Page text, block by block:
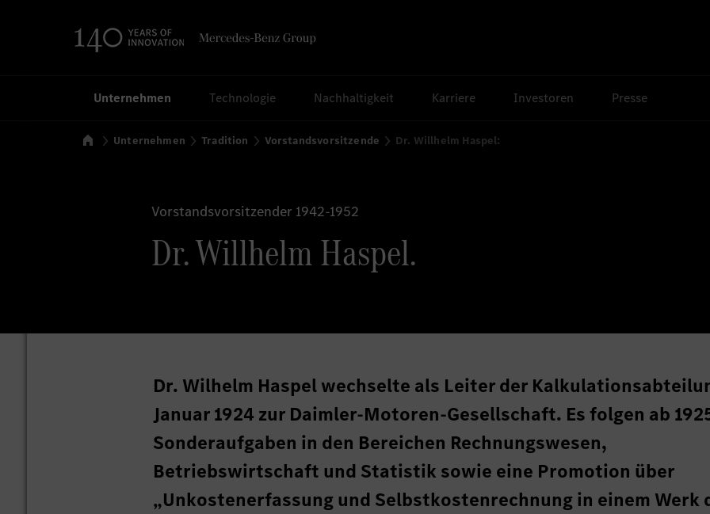
Unternehmen Technologie Nachhaltigkeit Karriere Investoren Presse
Startseite
Unternehmen Tradition Vorstandsvorsitzende Dr. Willhelm Haspel:
Vorstandsvorsitzender 1942-1952
Dr. Willhelm Haspel.
Dr. Wilhelm Haspel wechselte als Leiter der
Januar 1924 zur Daimler-Motoren-Gesellschaft. Es folgen ab
Sonderaufgaben in den Bereichen Rechnungswesen,
Betriebswirtschaft und Statistik sowie eine Promotion über
„Unkostenerfassung und Selbstkostenrechnung in einem Werk